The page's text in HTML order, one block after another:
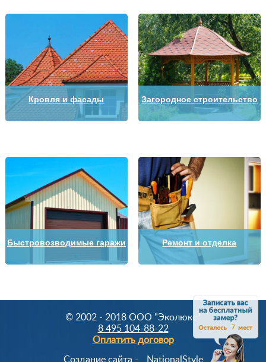
7
Кровля и фасады Загородное строительство
Быстровозводимые гаражи Ремонт и отделка
© 2002 - 2018 OOO "Эколюкс"
8 495 104-88-22
Оплатить договор
Создание сайта - NationalStyle